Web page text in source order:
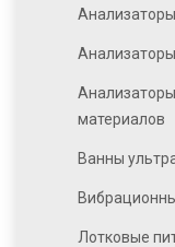
материалов
Ванны
Лотковые